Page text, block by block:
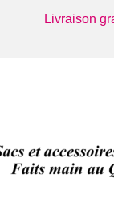
Livraison